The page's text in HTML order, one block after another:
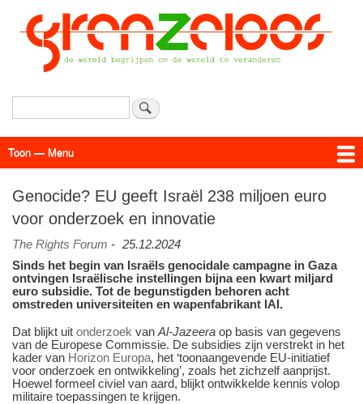
Overslaan
en
naar
de
Zoeken
Menu
Toon — Menu
Genocide? EU geeft Israël 238 miljoen euro
voor onderzoek en innovatie
The Rights Forum - 25.12.2024
Sinds het begin van Israëls genocidale campagne in Gaza
ontvingen Israëlische instellingen bijna een kwart miljard
euro subsidie. Tot de begunstigden behoren acht
omstreden universiteiten en wapen­fabrikant IAI.
Dat blijkt uit onderzoek van Al-Jazeera op basis van gegevens
van de Europese Commissie. De subsidies zijn verstrekt in het
kader van Horizon Europa, het ‘toonaangevende EU-initiatief
voor onderzoek en ontwikkeling’, zoals het zichzelf aanprijst.
Hoewel formeel civiel van aard, blijkt ontwikkelde kennis volop
militaire toepassingen te krijgen.